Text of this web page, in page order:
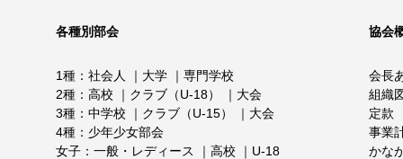
各種別部会
1種 社会人 大学
専門学校
2種
高校 クラブ（U-18）
大会
3種
中学校 クラブ（U-15）
大会
4種
少年少女部会
女子
一般・レディース 高校 U-18
協会
会長
組織
定款
事業
かな